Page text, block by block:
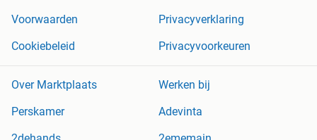
Voorwaarden
Privacyverklaring
Cookiebeleid
Privacyvoorkeuren
Over Marktplaats
Werken bij
Perskamer
Adevinta